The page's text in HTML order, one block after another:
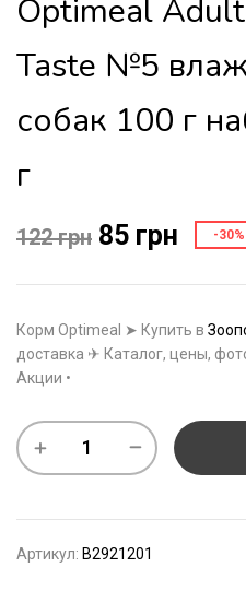
4.00 из 5 на
основе
пользователя
Optimeal
Taste №5
собак 100 г
г
122грн 85 грн -30%
Корм Optimeal ➤ Купить в
доставка ✈ Каталог, цены,
Акции •
Артикул: B2921201